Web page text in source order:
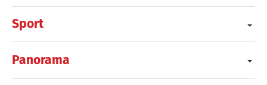
Sport
Panorama